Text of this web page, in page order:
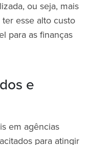
ou seja, mais
esse alto custo
para as finanças
e
em agências
para atingir